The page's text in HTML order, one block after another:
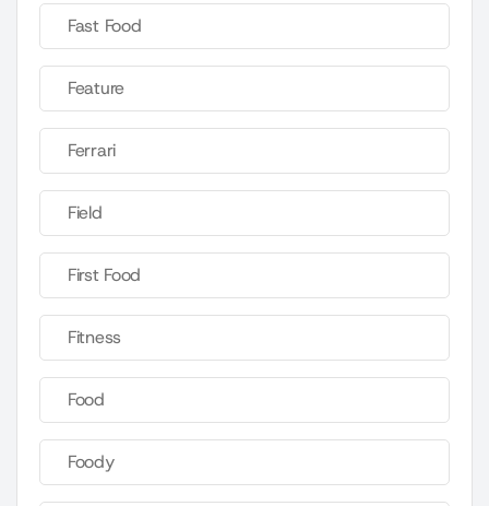
Fast Food
Feature
Ferrari
Field
First Food
Fitness
Food
Foody